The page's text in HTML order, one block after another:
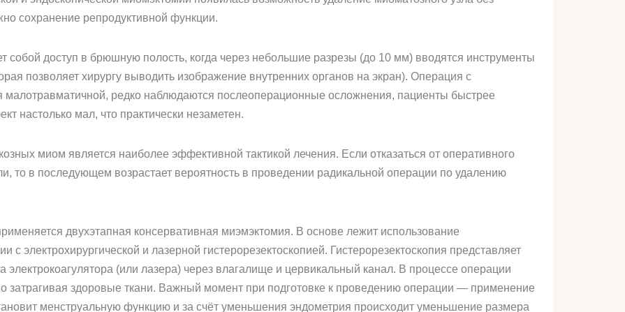
сохранение репродуктивной функции.
собой доступ в брюшную полость, когда через небольшие разрезы (до 10 мм) вводятся инструменты
позволяет хирургу выводить изображение внутренних органов на экран). Операция с
малотравматичной, редко наблюдаются послеоперационные осложнения, пациенты быстрее
настолько мал, что практически незаметен.
миом является наиболее эффективной тактикой лечения. Если отказаться от оперативного
то в последующем возрастает вероятность в проведении радикальной операции по удалению
двухэтапная консервативная миэмэктомия. В основе лежит использование
с электрохирургической и лазерной гистерорезектоскопией. Гистерорезектоскопия представляет
электрокоагулятора (или лазера) через влагалище и цервикальный канал. В процессе операции
затрагивая здоровые ткани. Важный момент при подготовке к проведению операции — применение
менструальную функцию и за счёт уменьшения эндометрия происходит уменьшение размера